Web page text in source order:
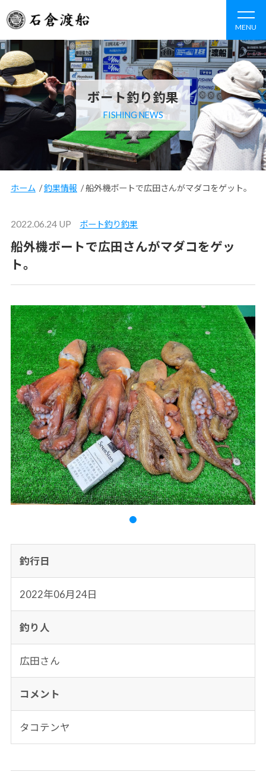
MENU
ボート釣り釣果
FISHING NEWS
ホーム /釣果情報 /船外機ボートで広田さんがマダコをゲット。
2022.06.24 UP ボート釣り釣果
船外機ボートで広田さんがマダコをゲッ
ト。
釣行日
2022年06月24日
釣り人
広田さん
コメント
タコテンヤ